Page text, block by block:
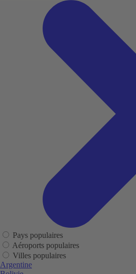
Pays populaires
Aéroports populaires
Villes populaires
Argentine